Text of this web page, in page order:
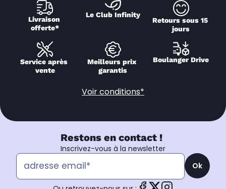
Livraison
offerte*
Le Club Infinity
Retours sous 15
jours
Service après
vente
Meilleurs prix
garantis
Boulanger Drive
Voir conditions*
Restons en contact !
Inscrivez-vous à la newsletter
Ok